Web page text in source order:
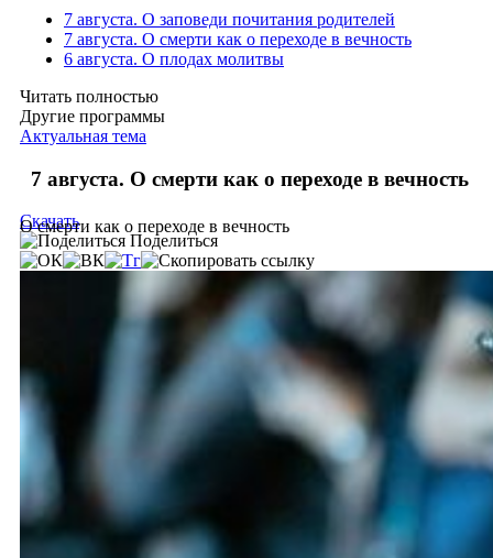
7 августа. О заповеди почитания родителей
7 августа. О смерти как о переходе в вечность
6 августа. О плодах молитвы
Читать полностью
Другие программы
Актуальная тема
7 августа. О смерти как о переходе в вечность
О смерти как о переходе в вечность
Скачать
Поделиться